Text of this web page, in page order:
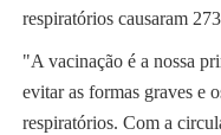
respiratórios causaram
"A vacinação é a nossa
evitar as formas graves e
respiratórios. Com a